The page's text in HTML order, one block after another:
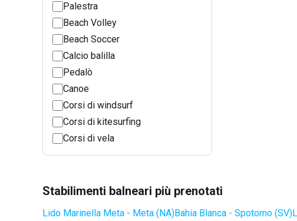
Palestra
Beach Volley
Beach Soccer
Calcio balilla
Pedalò
Canoe
Corsi di windsurf
Corsi di kitesurfing
Corsi di vela
Stabilimenti balneari più prenotati
Lido Marinella Meta - Meta (NA)Bahia Blanca - Spotorno (SV)